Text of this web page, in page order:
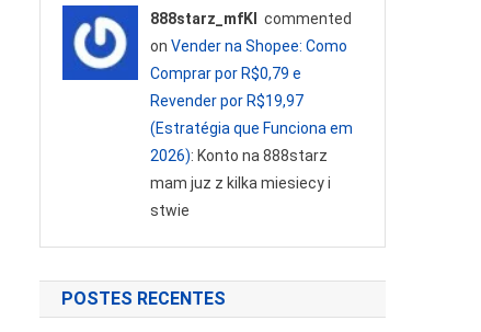
888starz_mfKl
commented
on Vender na Shopee: Como
Comprar por R$0,79 e
Revender por R$19,97
(Estratégia que Funciona em
2026): Konto na 888starz
mam juz z kilka miesiecy i
stwie
POSTES RECENTES